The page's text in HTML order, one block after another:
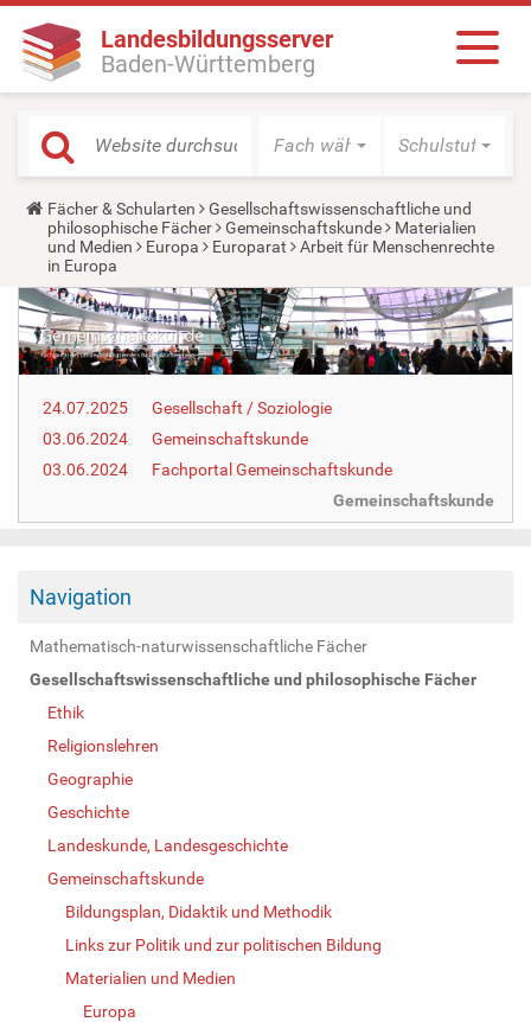
Landesbildungsserver
Baden-Württemberg
Fach wählen Schulstufe
Y
o
u
a
r
e
h
e
r
e
Fächer & Schularten
Gesellschaftswissenschaftliche und
philosophische Fächer
Gemeinschaftskunde
Materialien
und Medien
Europa Europarat
Arbeit für Menschenrechte
in Europa
24.07.2025
Gesellschaft / Soziologie
03.06.2024
Gemeinschaftskunde
03.06.2024
Fachportal Gemeinschaftskunde
Gemeinschaftskunde
Navigation
Mathematisch-naturwissenschaftliche Fächer
Gesellschaftswissenschaftliche und philosophische Fächer
Ethik
Religionslehren
Geographie
Geschichte
Landeskunde, Landesgeschichte
Gemeinschaftskunde
Bildungsplan, Didaktik und Methodik
Links zur Politik und zur politischen Bildung
Materialien und Medien
Europa